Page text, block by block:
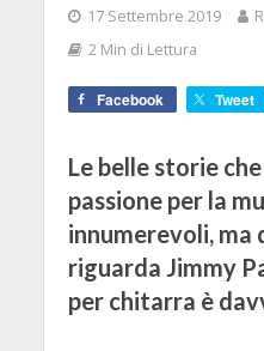
17 Settembre 2019
2 Min di Lettura
Facebook Tweet
Le belle storie
passione per la
innumerevoli, ma
riguarda Jimmy
per chitarra è